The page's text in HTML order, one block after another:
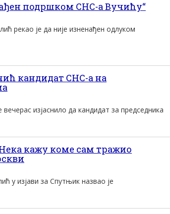
подршком СНС-а Вучићу“
рекао је да није изненађен одлуком
кандидат СНС-а на
изјаснило да кандидат за председника
кажу коме сам тражио
у изјави за Спутњик назвао је